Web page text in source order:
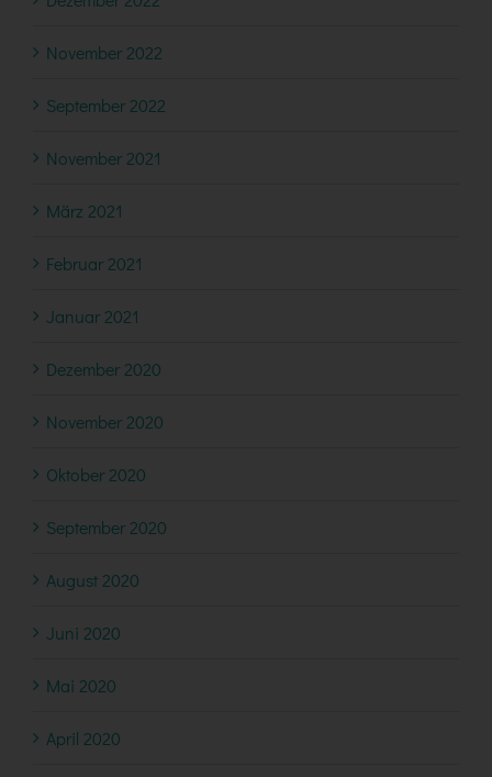
November 2022
September 2022
November 2021
März 2021
Februar 2021
Januar 2021
Dezember 2020
November 2020
Oktober 2020
September 2020
August 2020
Juni 2020
Mai 2020
April 2020